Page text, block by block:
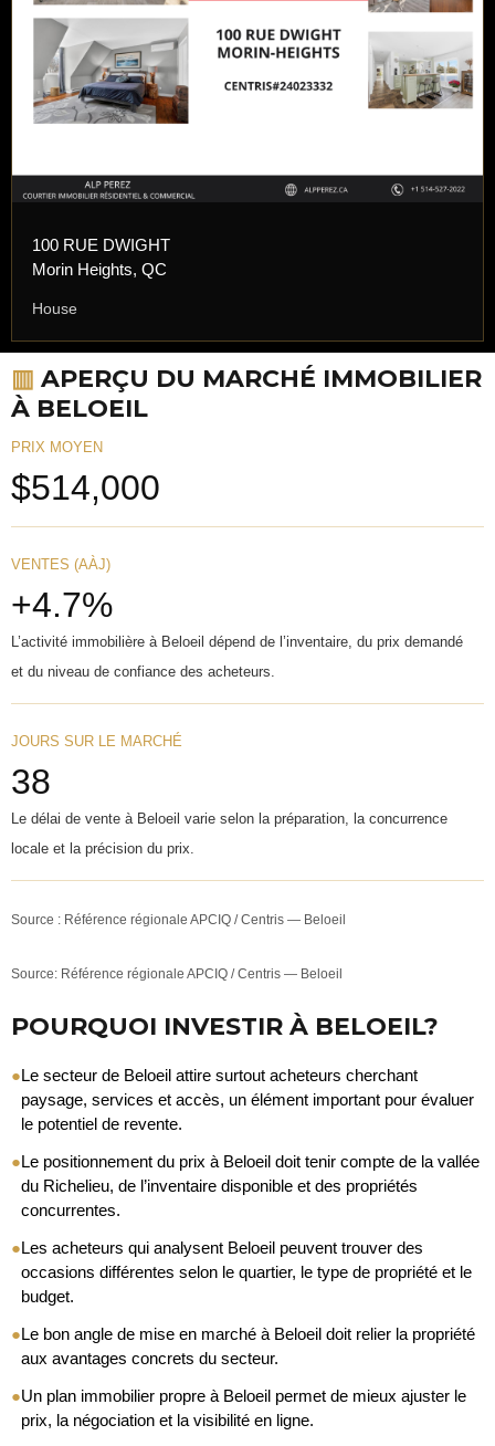
100 RUE DWIGHT
Morin Heights, QC
House
▥ APERÇU DU MARCHÉ IMMOBILIER
À BELOEIL
PRIX MOYEN
$514,000
VENTES (AÀJ)
+4.7%
L’activité immobilière à Beloeil dépend de l’inventaire, du prix demandé
et du niveau de confiance des acheteurs.
JOURS SUR LE MARCHÉ
38
Le délai de vente à Beloeil varie selon la préparation, la concurrence
locale et la précision du prix.
Source : Référence régionale APCIQ / Centris — Beloeil
Source: Référence régionale APCIQ / Centris — Beloeil
POURQUOI INVESTIR À BELOEIL?
●Le secteur de Beloeil attire surtout acheteurs cherchant
paysage, services et accès, un élément important pour évaluer
le potentiel de revente.
●Le positionnement du prix à Beloeil doit tenir compte de la vallée
du Richelieu, de l’inventaire disponible et des propriétés
concurrentes.
●Les acheteurs qui analysent Beloeil peuvent trouver des
occasions différentes selon le quartier, le type de propriété et le
budget.
●Le bon angle de mise en marché à Beloeil doit relier la propriété
aux avantages concrets du secteur.
●Un plan immobilier propre à Beloeil permet de mieux ajuster le
prix, la négociation et la visibilité en ligne.